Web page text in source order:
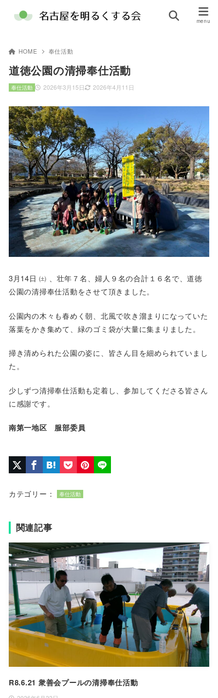
HOME 奉仕活動
道徳公園の清掃奉仕活動
2026年3月15日 2026年4月11日
奉仕活動
3月14日 ㈯ 、壮年７名、婦人９名の合計１６名で、道徳
公園の清掃奉仕活動をさせて頂きました。
公園内の木々も春めく朝、北風で吹き溜まりになっていた
落葉をかき集めて、緑のゴミ袋が大量に集まりました。
掃き清められた公園の姿に、皆さん目を細められていまし
た。
少しずつ清掃奉仕活動も定着し、参加してくださる皆さん
に感謝です。
南第一地区 服部委員
カテゴリー： 奉仕活動
関連記事
R8.6.21 衆善会プールの清掃奉仕活動